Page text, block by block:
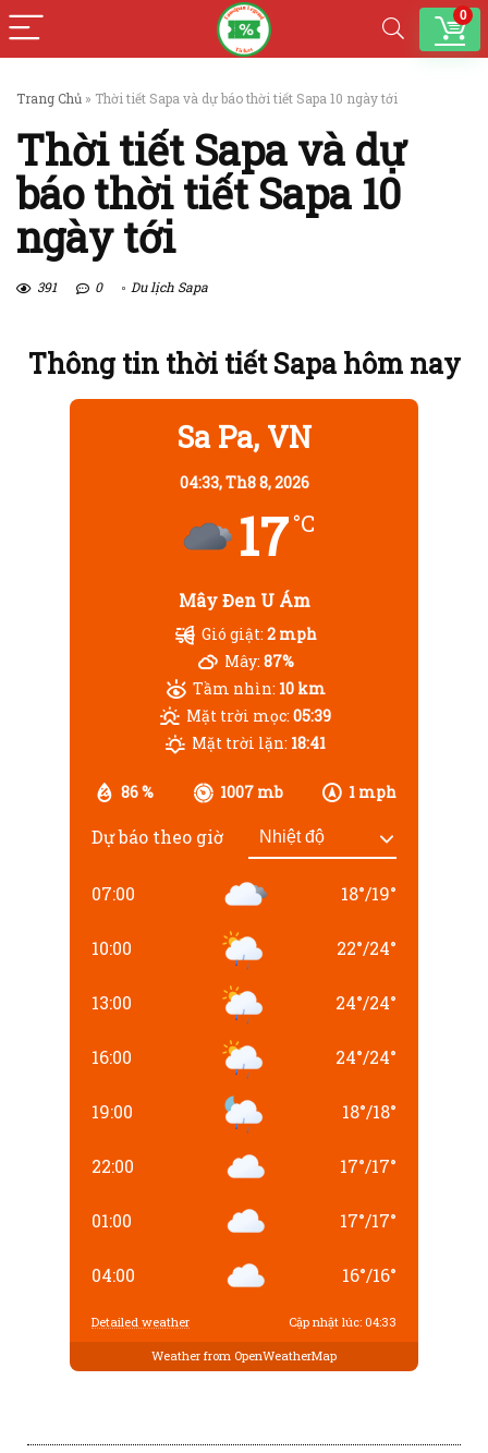
0
Trang Chủ » Thời tiết Sapa và dự báo thời tiết Sapa 10 ngày tới
Thời tiết Sapa và dự
báo thời tiết Sapa 10
ngày tới
391 0 Du lịch Sapa
Thông tin thời tiết Sapa hôm nay
Sa Pa, VN
04:33,Th8 8, 2026
17°C
Mây Đen U Ám
86 % 1007 mb 1 mph
Gió giật: 2 mph
Mây: 87%
Tầm nhìn: 10 km
Mặt trời mọc: 05:39
Mặt trời lặn: 18:41
Dự báo theo giờ
07:00 18°/19°
10:00 22°/24°
13:00 24°/24°
16:00 24°/24°
19:00 18°/18°
22:00 17°/17°
01:00 17°/17°
04:00 16°/16°
Detailed weather Cập nhật lúc: 04:33
Weather from OpenWeatherMap